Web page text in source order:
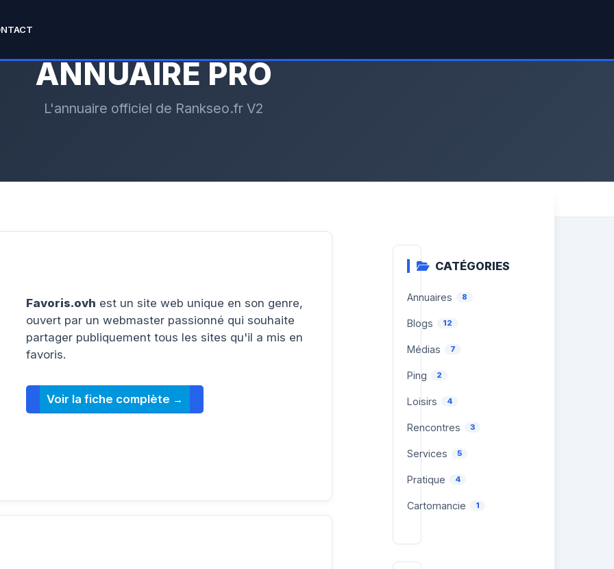
ANNUAIRE PRO
L'annuaire officiel de Rankseo.fr V2
Favoris.ovh est un site web unique en son genre,
ouvert par un webmaster passionné qui souhaite
partager publiquement tous les sites qu'il a mis en
favoris.
Voir la fiche complète
CATÉGORIES
Annuaires 8
Blogs 12
Médias 7
Ping 2
Loisirs 4
Rencontres 3
Services 5
Pratique 4
Cartomancie 1